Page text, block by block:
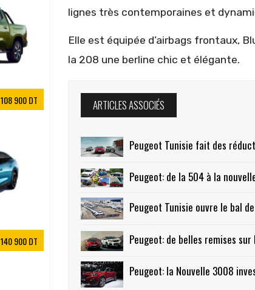
lignes très contemporaines et
Elle est équipée d’airbags frontaux,
la 208 une berline chic et élégante.
ARTICLES ASSOCIÉS
Peugeot Tunisie fait des
Peugeot: de la 504 à la
Peugeot Tunisie ouvre le bal
Peugeot: de belles remises
Peugeot: la Nouvelle 3008
108 900 DT
140 900 DT